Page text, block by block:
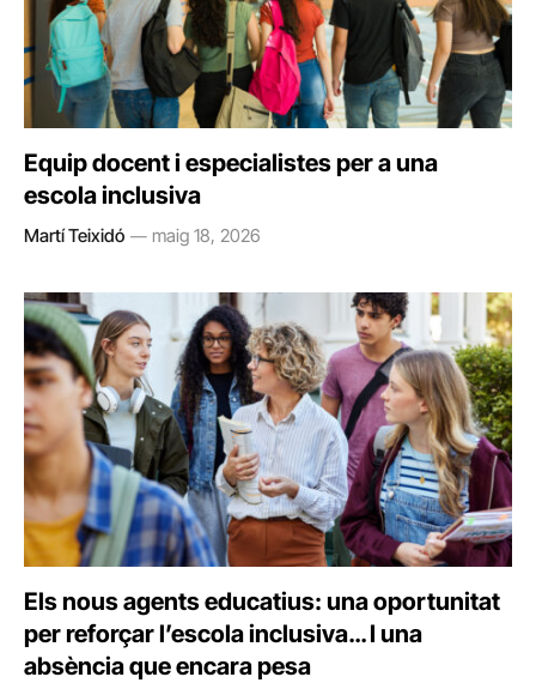
Equip docent i especialistes per a una
escola inclusiva
Martí Teixidó maig 18, 2026
Els nous agents educatius: una oportunitat
per reforçar l’escola inclusiva… I una
absència que encara pesa